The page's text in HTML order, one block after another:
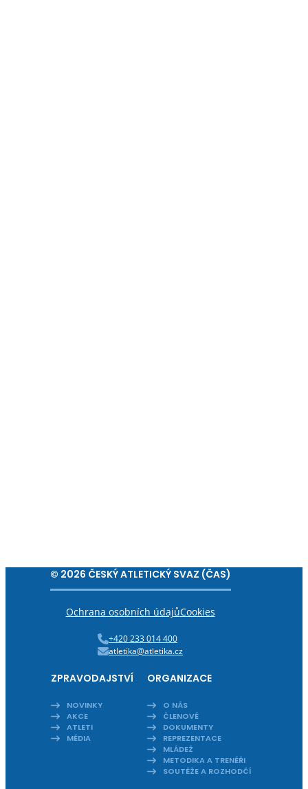
© 2026 ČESKÝ ATLETICKÝ SVAZ (ČAS)
Ochrana osobních údajůCookies
+420 233 014 400
atletika@atletika.cz
ZPRAVODAJSTVÍ
NOVINKY
AKCE
ATLETI
MÉDIA
ORGANIZACE
O NÁS
ČLENOVÉ
DOKUMENTY
REPREZENTACE
MLÁDEŽ
METODIKA A TRENÉŘI
SOUTĚŽE A ROZHODČÍ